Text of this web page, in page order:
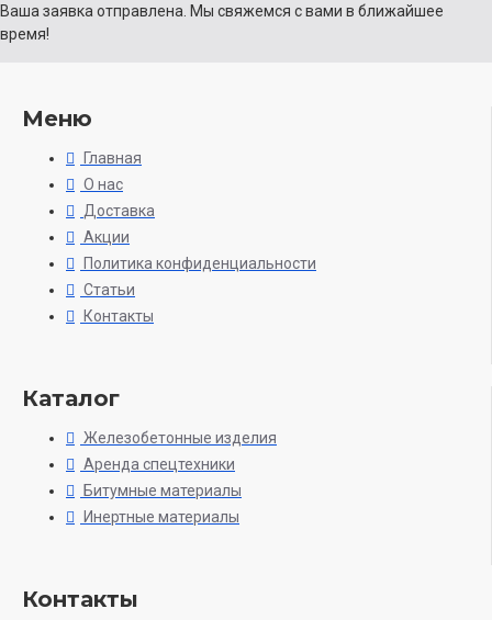
Ваша заявка отправлена. Мы свяжемся с вами в ближайшее
время!
Меню
Главная
О нас
Доставка
Акции
Политика конфиденциальности
Статьи
Контакты
Каталог
Железобетонные изделия
Аренда спецтехники
Битумные материалы
Инертные материалы
Контакты